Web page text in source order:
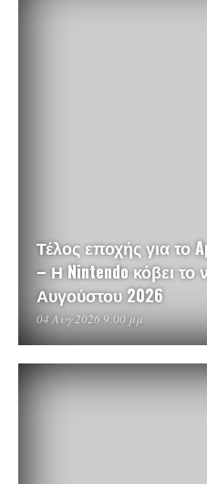
Τέλος εποχής για το
– Η Nintendo κόβει
Αυγούστου 2026
04 Αυγ 2026 9:00 μμ